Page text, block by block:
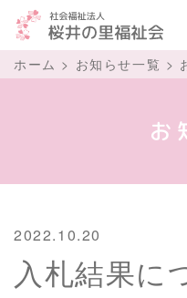
ホーム > お知らせ一覧 >
お
2022.10.20
入札結果に